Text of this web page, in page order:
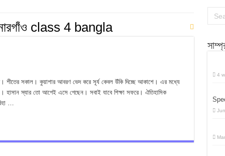
class 4 bangla
শীতের সকাল। কুয়াশার আবরণ ভেদ করে সূর্য কেবল উঁকি দিচ্ছে আকাশে। এর মধ্যে
হাসান স্যার তো আগেই এসে গেছেন। সবাই যাবে শিক্ষা সফরে। ঐতিহাসিক
…
4